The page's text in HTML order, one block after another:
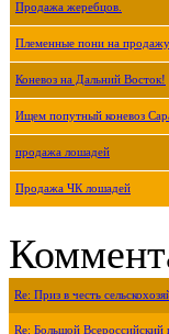
Продажа жеребцов.
Племенные пони на продажу.
Коневоз на Дальний Восток!
Ищем попутный коневоз
продажа лошадей
Продажа ЧК лошадей
Re: Приз в честь
Re: Большой